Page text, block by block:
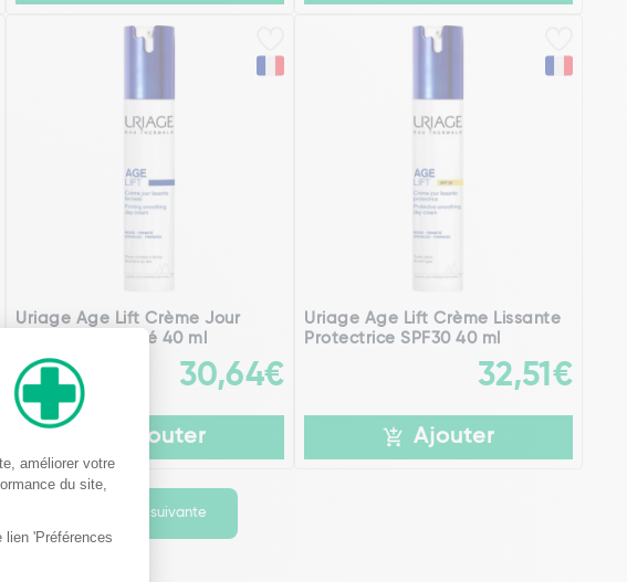
Uriage Age Lift Crème Jour
Lissante Fermeté 40 ml
30,64€
Ajouter
Uriage Age Lift Crème Lissante
Protectrice SPF30 40 ml
32,51€
Ajouter
Page suivante